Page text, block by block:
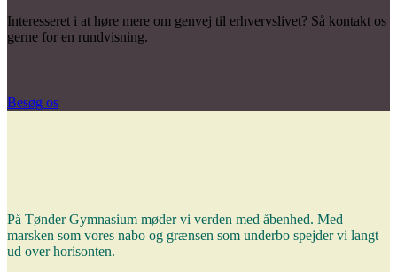
Interesseret i at høre mere om genvej til erhvervslivet? Så kontakt os
gerne for en rundvisning.
Besøg os
På Tønder Gymnasium møder vi verden med åbenhed. Med
marsken som vores nabo og grænsen som underbo spejder vi langt
ud over horisonten.